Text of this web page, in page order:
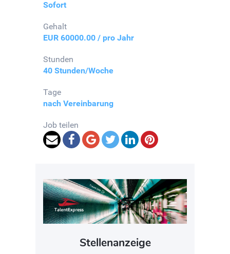
Sofort
Gehalt
EUR 60000.00 / pro Jahr
Stunden
40 Stunden/Woche
Tage
nach Vereinbarung
Job teilen
Stellenanzeige